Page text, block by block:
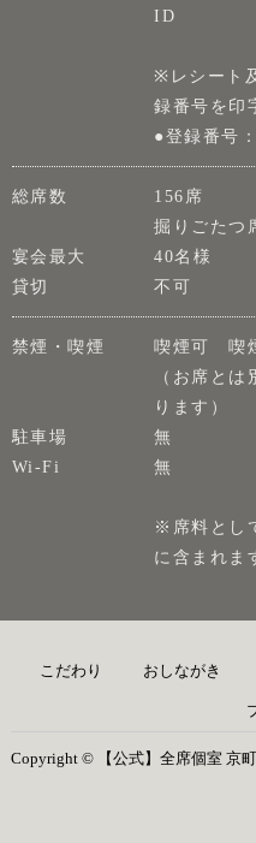
ID
※レシート
録番号を印
●登録番号
総席数
156席
掘りごたつ
宴会最大
40名様
貸切
不可
禁煙・喫煙
喫煙可 喫
（お席と
ります）
駐車場
無
Wi-Fi
無
※席料とし
に含まれま
こだわり おしながき
Copyright © 【公式】全席個室 京